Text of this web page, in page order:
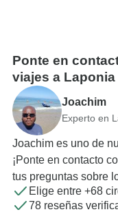
Ponte en
viajes a Laponia
Joachim
Experto en
Joachim es uno de
¡Ponte en contacto
tus preguntas sobre
Elige entre +68
78 reseñas